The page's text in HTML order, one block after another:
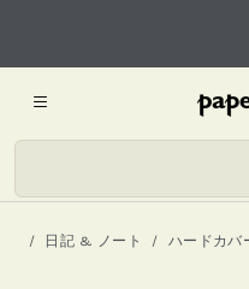
日記 & ノート ハードカバ